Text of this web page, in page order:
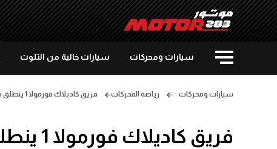
سيارات ومحركات سيارات خالية من التلوث
سيارات ومحركات رياضة المحركات فريق كاديلاك فورمولا 1 ينطلق في 2026 مع بوتاس وبيريز
فريق كاديلاك فورمولا 1 ينطلق في 2026 مع بوتاس وبيريز